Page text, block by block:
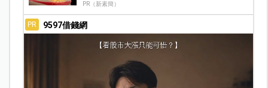
PR（新素簡）
PR 9597借錢網